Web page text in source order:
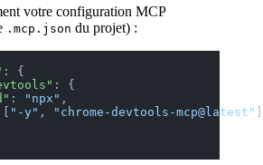
votre configuration MCP
.mcp.json du projet) :
: {
: {
: "npx" ,
[ "-y" , "chrome-devtools-mcp@latest" ]